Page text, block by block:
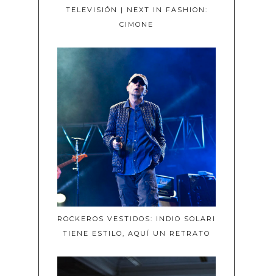
TELEVISIÓN | NEXT IN FASHION:
CIMONE
ROCKEROS VESTIDOS: INDIO SOLARI
TIENE ESTILO, AQUÍ UN RETRATO